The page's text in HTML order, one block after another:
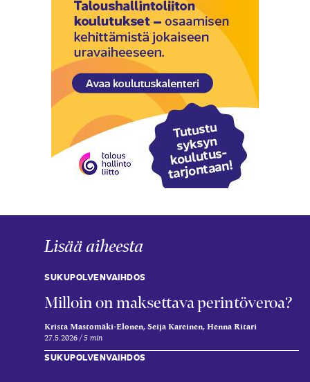
Lisää aiheesta
SUKUPOLVENVAIHDOS
Milloin on maksettava perintöveroa?
Krista Mastomäki-Elonen, Seija Kareinen, Henna Ritari
27.5.2026 5 min
SUKUPOLVENVAIHDOS